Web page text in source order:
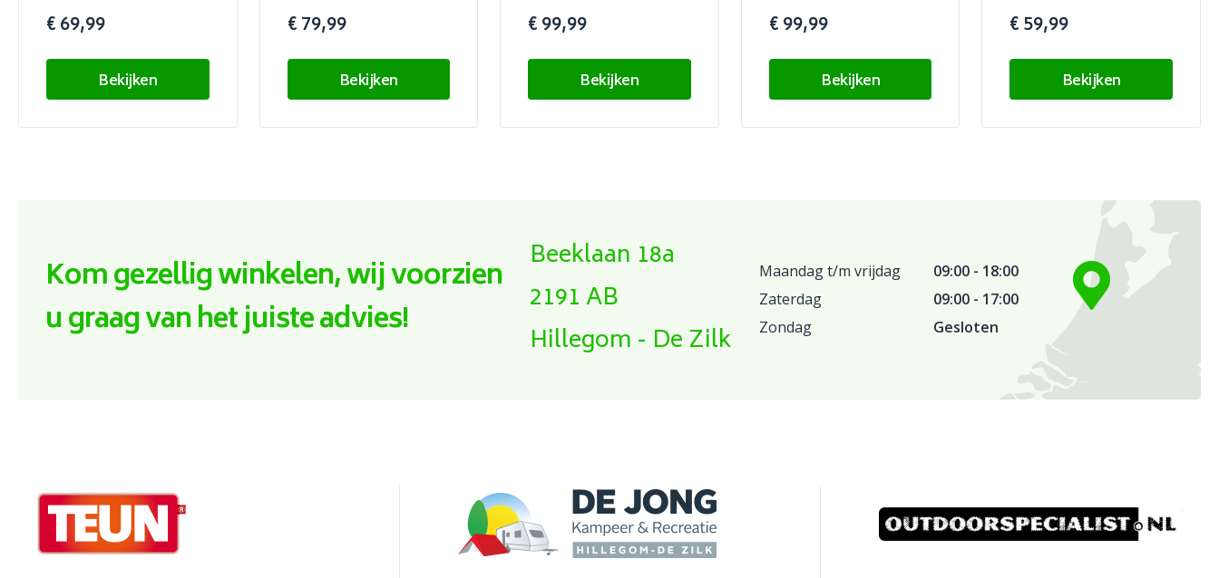
€ 69,99
Bekijken
€ 79,99
Bekijken
€ 99,99
Bekijken
€ 99,99
Bekijken
€ 59,99
Bekijken
Kom gezellig winkelen, wij voorzien
u graag van het juiste advies!
Beeklaan 18a
2191 AB
Hillegom - De Zilk
Maandag t/m vrijdag
09:00 - 18:00
Zaterdag
09:00 - 17:00
Zondag
Gesloten